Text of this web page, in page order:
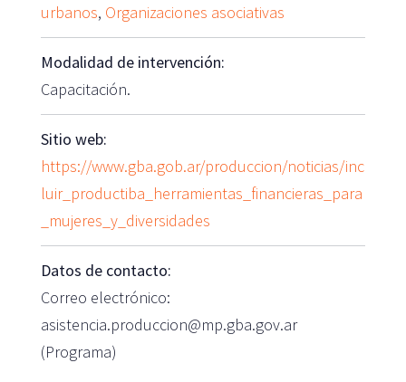
urbanos, Organizaciones asociativas
Modalidad de intervención:
Capacitación.
Sitio web:
https://www.gba.gob.ar/produccion/noticias/inc
luir_productiba_herramientas_financieras_para
_mujeres_y_diversidades
Datos de contacto:
Correo electrónico:
asistencia.produccion@mp.gba.gov.ar
(Programa)